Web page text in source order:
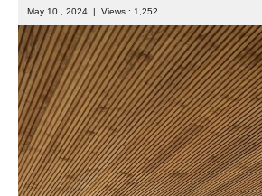
May 10 , 2024 | Views : 1,252